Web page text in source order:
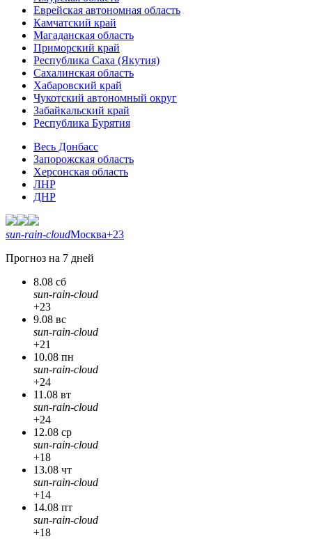
Еврейская автономная область
Камчатский край
Магаданская область
Приморский край
Республика Саха (Якутия)
Сахалинская область
Хабаровский край
Чукотский автономный округ
Забайкальский край
Республика Бурятия
Весь Донбасс
Запорожская область
Херсонская область
ЛНР
ДНР
sun-rain-cloudМосква+23
Прогноз на 7 дней
8.08 сб
sun-rain-cloud
+23
9.08 вс
sun-rain-cloud
+21
10.08 пн
sun-rain-cloud
+24
11.08 вт
sun-rain-cloud
+24
12.08 ср
sun-rain-cloud
+18
13.08 чт
sun-rain-cloud
+14
14.08 пт
sun-rain-cloud
+18